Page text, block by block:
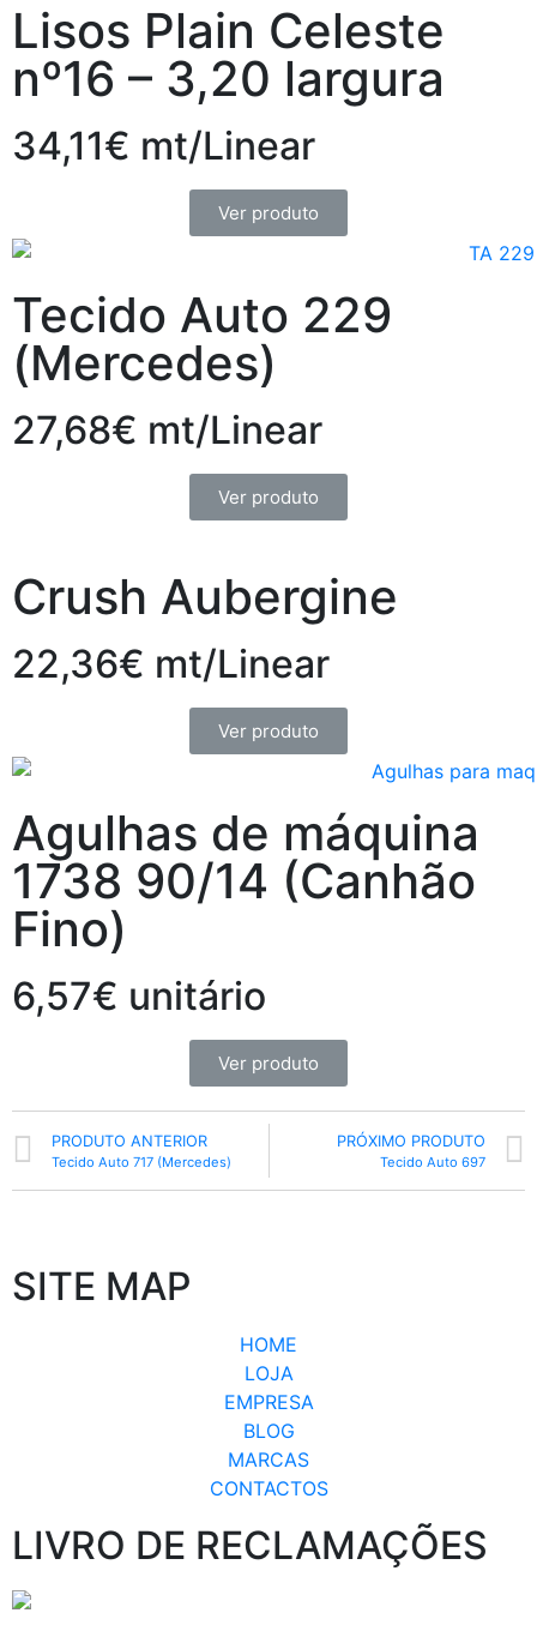
Lisos Plain Celeste
nº16 – 3,20 largura
34,11€ mt/Linear
Ver produto
Tecido Auto 229
(Mercedes)
27,68€ mt/Linear
Ver produto
Crush Aubergine
22,36€ mt/Linear
Ver produto
Agulhas de máquina
1738 90/14 (Canhão
Fino)
6,57€ unitário
Ver produto
PRODUTO ANTERIOR
Tecido Auto 717 (Mercedes)
PRÓXIMO PRODUTO
Tecido Auto 697
SITE MAP
HOME
LOJA
EMPRESA
BLOG
MARCAS
CONTACTOS
LIVRO DE RECLAMAÇÕES